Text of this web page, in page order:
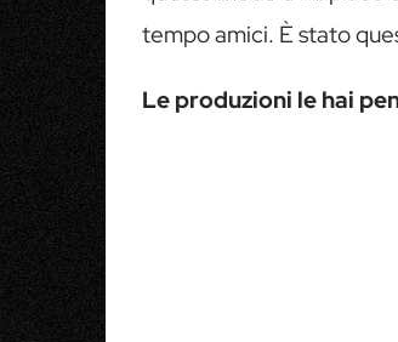
tempo amici. È stato
Le produzioni le hai